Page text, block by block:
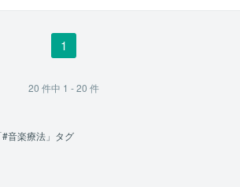
1
20 件中 1 - 20 件
#音楽療法」タグ